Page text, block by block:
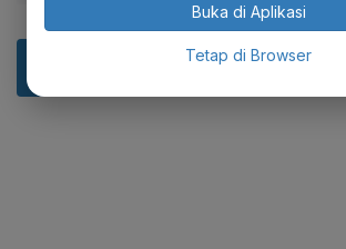
Buka di Aplikasi
Tetap di Browser